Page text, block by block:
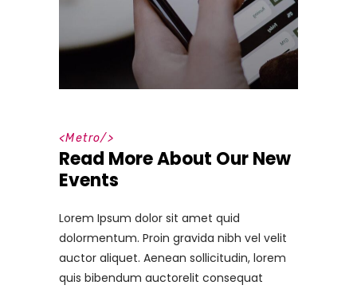
<Metro/>
Read More About Our New
Events
Lorem Ipsum dolor sit amet quid
dolormentum. Proin gravida nibh vel velit
auctor aliquet. Aenean sollicitudin, lorem
quis bibendum auctorelit consequat